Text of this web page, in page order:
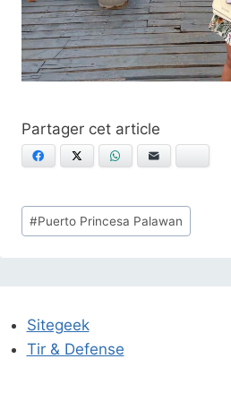
Facebook WhatsApp
Étiquettes
de
la
publication :
#Puerto Princesa Palawan
Sitegeek
Tir & Defense